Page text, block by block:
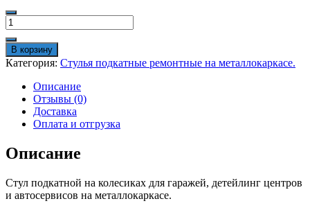
Количество
товара
Стул
промышленный
на
колесах,
металл,
красный
В корзину
Категория: Стулья подкатные ремонтные на металлокаркасе.
Описание
Отзывы (0)
Доставка
Оплата и отгрузка
Описание
Стул подкатной на колесиках для гаражей, детейлинг центров
и автосервисов на металлокаркасе.